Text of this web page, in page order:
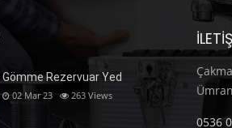
Gömme Rezervuar Yed
02 Mar 23 263 Views
0536